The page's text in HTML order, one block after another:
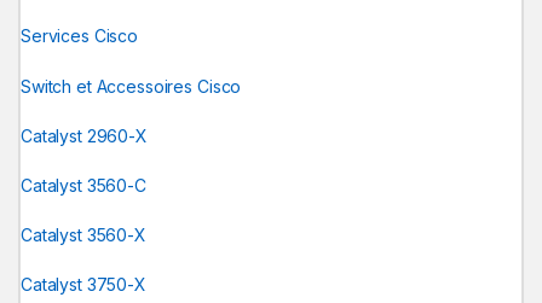
Services Cisco
Switch et Accessoires Cisco
Catalyst 2960-X
Catalyst 3560-C
Catalyst 3560-X
Catalyst 3750-X